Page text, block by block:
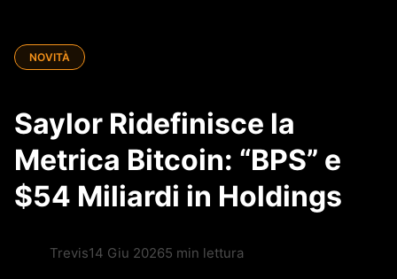
NOVITÀ
Saylor Ridefinisce la
Metrica Bitcoin: “BPS” e
$54 Miliardi in Holdings
Trevis14 Giu 20265 min lettura